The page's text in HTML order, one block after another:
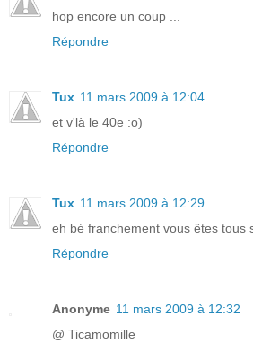
hop encore un coup ...
Répondre
Tux 11 mars 2009 à 12:04
et v'là le 40e :o)
Répondre
Tux 11 mars 2009 à 12:29
eh bé franchement vous êtes tous
Répondre
Anonyme 11 mars 2009 à 12:32
@ Ticamomille